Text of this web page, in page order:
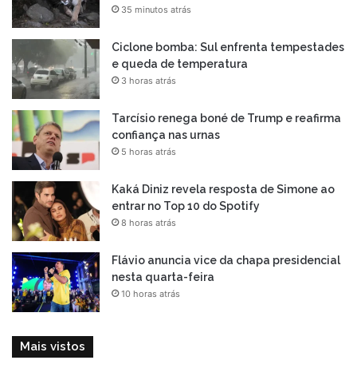
35 minutos atrás
Ciclone bomba: Sul enfrenta tempestades
e queda de temperatura
3 horas atrás
Tarcísio renega boné de Trump e reafirma
confiança nas urnas
5 horas atrás
Kaká Diniz revela resposta de Simone ao
entrar no Top 10 do Spotify
8 horas atrás
Flávio anuncia vice da chapa presidencial
nesta quarta-feira
10 horas atrás
Mais vistos